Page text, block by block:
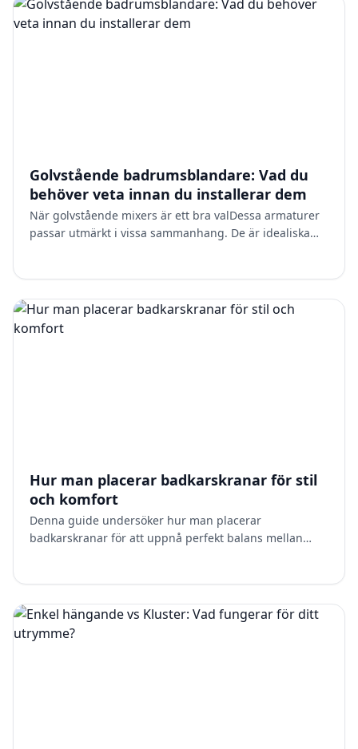
Golvstående badrumsblandare: Vad du
behöver veta innan du installerar dem
När golvstående mixers är ett bra valDessa armaturer
passar utmärkt i vissa sammanhang. De är idealiska
Hur man placerar badkarskranar för stil
och komfort
Denna guide undersöker hur man placerar
badkarskranar för att uppnå perfekt balans mellan